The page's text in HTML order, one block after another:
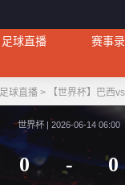
足球直播 赛事
足球直播> 【世界杯】巴西
世界杯 | 2026-